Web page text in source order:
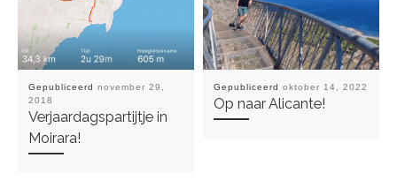
Gepubliceerd november 29,
2018
Verjaardagspartijtje in
Moirara!
Gepubliceerd oktober 14, 2022
Op naar Alicante!